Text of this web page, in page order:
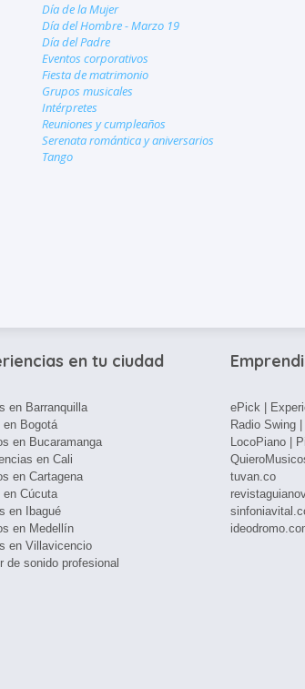
Día de la Mujer
Día del Hombre - Marzo 19
Día del Padre
Eventos corporativos
Fiesta de matrimonio
Grupos musicales
Intérpretes
Reuniones y cumpleaños
Serenata romántica y aniversarios
Tango
en tu ciudad
en Barranquilla
en Bogotá
en Bucaramanga
en Cali
en Cartagena
en Cúcuta
en Ibagué
en Medellín
en Villavicencio
de sonido profesional
ePick |
Radio Swing
LocoPiano |
tuvan.co